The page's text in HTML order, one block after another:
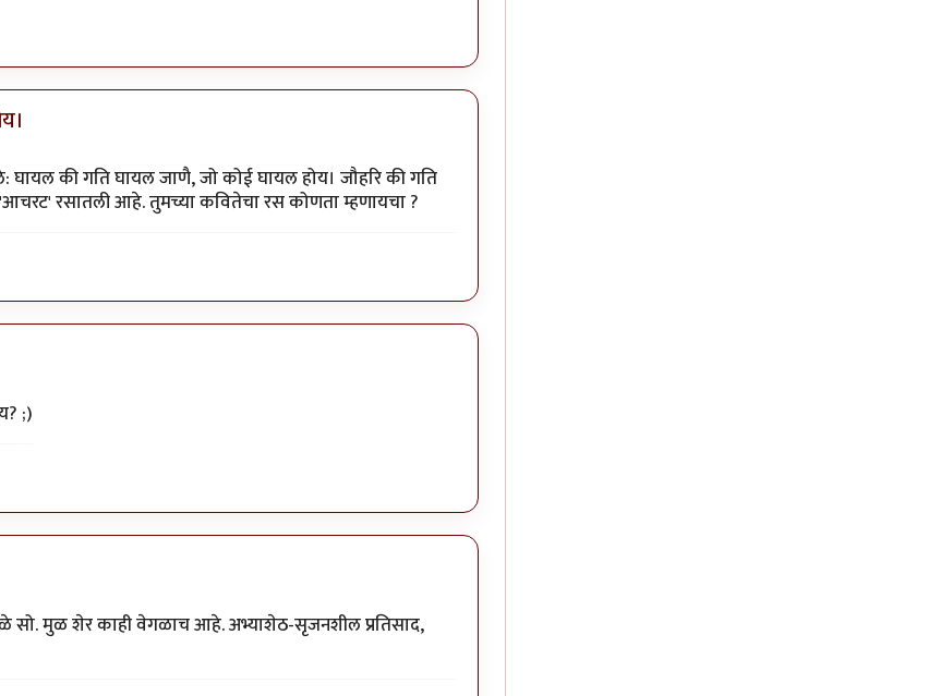
की गति घायल जाणै, जो कोई घायल होय। जौहरि की गति
रसातली आहे. तुमच्या कवितेचा रस कोणता म्हणायचा ?
;)
सो. मुळ शेर काही वेगळाच आहे. अभ्याशेठ-सृजनशील प्रतिसाद,